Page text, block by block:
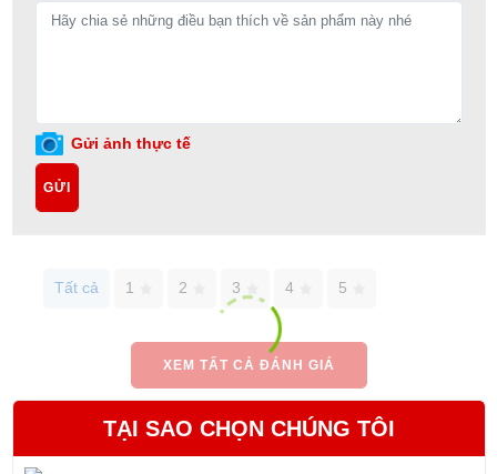
Gửi ảnh thực tế
GỬI
Tất cả 1 2 3 4 5
XEM TẤT CẢ ĐÁNH GIÁ
TẠI SAO CHỌN CHÚNG TÔI